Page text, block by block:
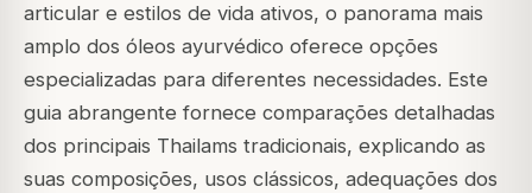
articular e estilos de vida ativos, o panorama mais
amplo dos óleos ayurvédico oferece opções
especializadas para diferentes necessidades. Este
guia abrangente fornece comparações detalhadas
dos principais Thailams tradicionais, explicando as
suas composições, usos clássicos, adequações dos